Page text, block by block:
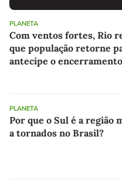
PLANETA
Com ventos fortes, Rio
que população retorne
antecipe o
PLANETA
Por que o Sul é a região
a tornados no Brasil?